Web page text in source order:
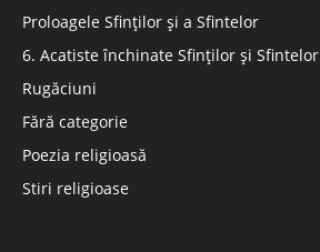
Proloagele Sfinților și a Sfintelor
6. Acatiste închinate Sfinților și Sfintelor
Rugăciuni
Fără categorie
Poezia religioasă
Stiri religioase